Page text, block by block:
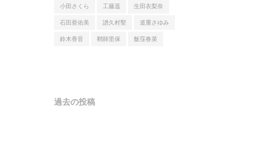
小田さくら
工藤遥
生田衣梨奈
石田亜佑美
譜久村聖
道重さゆみ
鈴木香音
鞘師里保 飯窪春菜
過去の投稿